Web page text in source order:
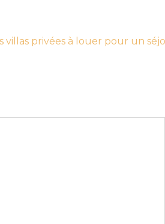
villas privées à louer pour un